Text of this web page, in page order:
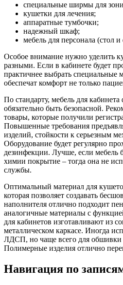
специальные ширмы для
кушетки для лечения;
аппаратные тумбочки;
надежный шкаф;
мебель для персонала (стол и
Особое внимание нужно уделить
разными. Если в кабинете будет
практичнее выбрать специальные
обеспечат комфорт не только
По стандарту, мебель для
обязательно быть безопасной.
товары, которые получили
Повышенные требования
изделий, стойкости к серьезным
Оборудование будет регулярно
дезинфекции. Лучше, если мебель
химии покрытие – тогда она не
службы.
Оптимальный материал для
которая позволяет создавать
наполнителя отлично подходит
аналогичные материалы с
для кабинетов изготавливают из
металлическом каркасе. Иногда
ЛДСП, но чаще всего для
Полимерные изделия отлично
Навигация по